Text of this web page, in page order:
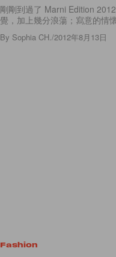
剛剛到過了 Marni Edition
覺，加上幾分浪蕩；寫意的情
By Sophia CH. /2012年8月13日
Fashion